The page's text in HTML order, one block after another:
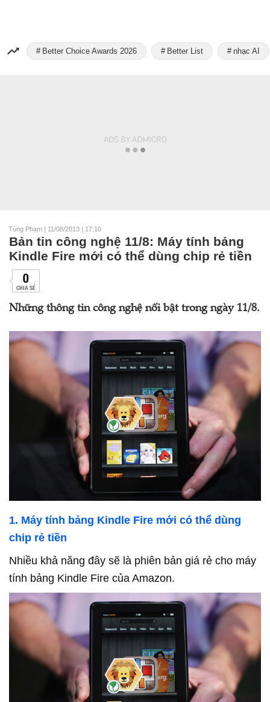
Better Choice Awards 2026 Better List nhạc AI
Tùng Phạm | 11/08/2013 | 17:10
Bản tin công nghệ 11/8: Máy tính bảng
Kindle Fire mới có thể dùng chip rẻ tiền
0
CHIA SẺ
Những thông tin công nghệ nổi bật trong ngày 11/8.
1. Máy tính bảng Kindle Fire mới có thể dùng
chip rẻ tiền
Nhiều khả năng đây sẽ là phiên bản giá rẻ cho máy
tính bảng Kindle Fire của Amazon.